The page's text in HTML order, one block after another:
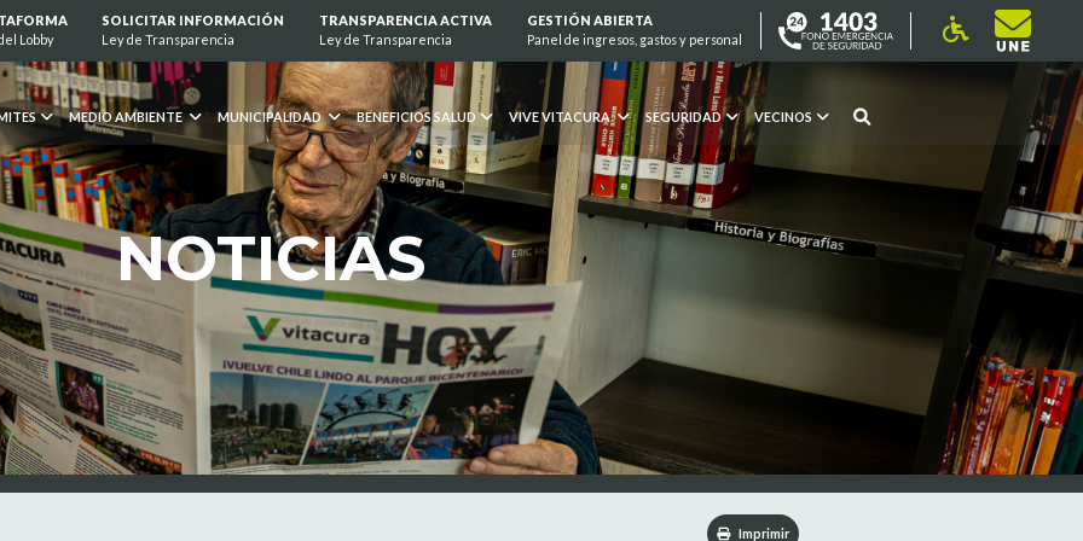
Lobby
SOLICITAR INFORMACIÓN
Ley de Transparencia
TRANSPARENCIA ACTIVA
Ley de Transparencia
GESTIÓN ABIERTA
Panel de ingresos, gastos y personal
MEDIO AMBIENTE MUNICIPALIDAD BENEFICIOS SALUD VIVE VITACURA SEGURIDAD VECINOS
NOTICIAS
Imprimir